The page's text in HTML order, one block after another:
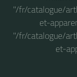
"/fr/catalogue/
et-
"/fr/catalogue/
et-